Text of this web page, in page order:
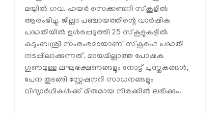
മയ്യില്‍ ഗവ. ഹയര്‍ സെക്കണ്ടറി സ്‌കൂളില്‍
ആരംഭിച്ചു. ജില്ലാ പഞ്ചായത്തിന്റെ വാര്‍ഷിക
പദ്ധതിയില്‍ ഉള്‍പ്പെടുത്തി 25 സ്‌കൂളുകളില്‍
കുടുംബശ്രീ സംരംഭമായാണ് സ്‌കൂഫെ പദ്ധതി
നടപ്പിലാക്കുന്നത്. മായമില്ലാത്ത പോഷക
ഗുണമുള്ള ലഘുഭക്ഷണങ്ങളും നോട്ട് പുസ്തകങ്ങള്‍,
പേന തുടങ്ങി സ്റ്റേഷനറി സാധനങ്ങളും
വിദ്യാര്‍ഥികള്‍ക്ക് മിതമായ നിരക്കില്‍ ലഭിക്കും.